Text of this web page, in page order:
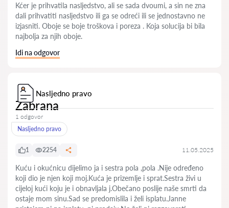
Kćer je prihvatila nasljedstvo, ali se sada dvoumi, a sin ne zna
dali prihvatiti nasljedstvo ili ga se odreći ili se jednostavno ne
izjasniti. Oboje se boje troškova i poreza . Koja solucija bi bila
najbolja za njih oboje.
Idi na odgovor
Nasljedno pravo
Zabrana
1 odgovor
Nasljedno pravo
1 2254 11.05.2025
Kuću i okućnicu dijelimo ja i sestra pola ,pola .Nije određeno
koji dio je njen koji moj.Kuća je prizemlje i sprat.Sestra živi u
cijeloj kući koju je i obnavljala j.Obečano poslije naše smrti da
ostaje mom sinu.Sad se predomislila i želi isplatu.Janne